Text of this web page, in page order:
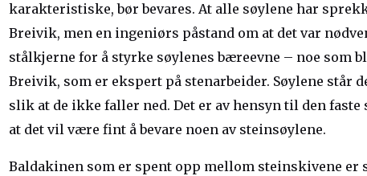
karakteristiske, bør bevares. At alle søylene har
Breivik, men en ingeniørs påstand om at det var
stålkjerne for å styrke søylenes bæreevne – noe som
Breivik, som er ekspert på stenarbeider. Søylene står
slik at de ikke faller ned. Det er av hensyn til den
at det vil være fint å bevare noen av steinsøylene.
Baldakinen som er spent opp mellom steinskivene er